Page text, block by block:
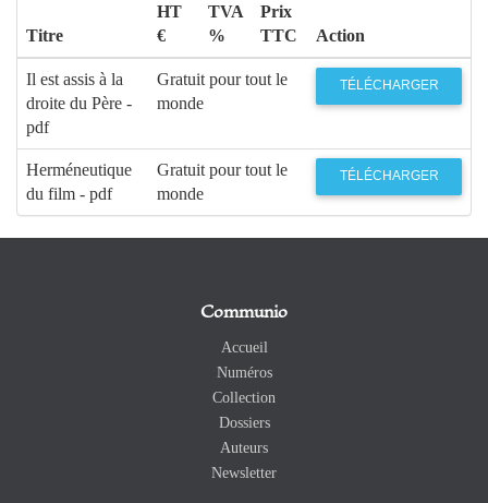
Titre
HT
€
TVA
%
Prix
TTC
Action
Il est assis à la
droite du Père -
pdf
Gratuit pour tout le
monde
TÉLÉCHARGER
Herméneutique
du film - pdf
Gratuit pour tout le
monde
TÉLÉCHARGER
Communio
Accueil
Numéros
Collection
Dossiers
Auteurs
Newsletter